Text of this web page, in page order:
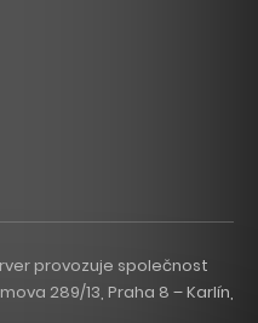
provozuje společnost
289/13, Praha 8 – Karlín,